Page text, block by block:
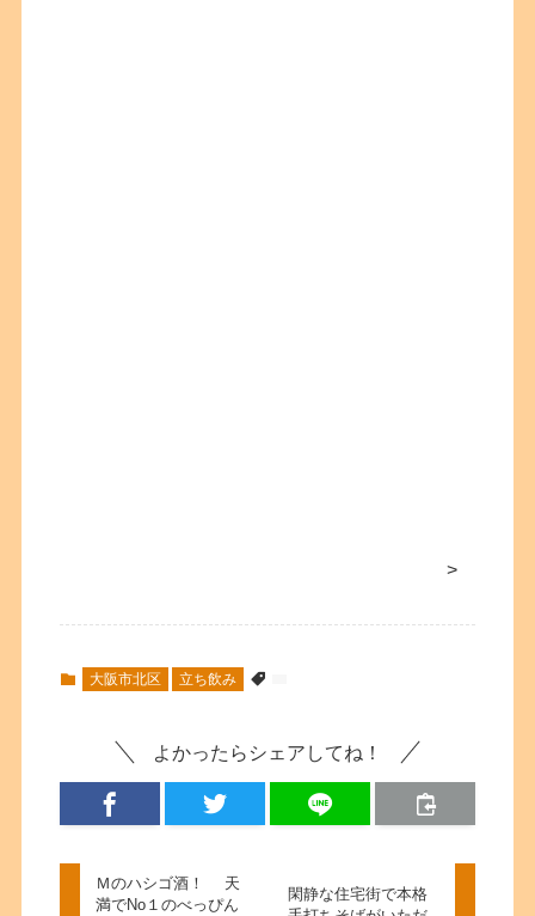
>
大阪市北区 立ち飲み
よかったらシェアしてね！
Ｍのハシゴ酒！ 天
満でNo１のべっぴん
閑静な住宅街で本格